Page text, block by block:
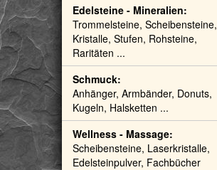
Edelsteine - Mineralien:
Trommelsteine, Scheibensteine,
Kristalle, Stufen, Rohsteine,
Raritäten ...
Schmuck:
Anhänger, Armbänder, Donuts,
Kugeln, Halsketten ...
Wellness - Massage:
Scheibensteine, Laserkristalle,
Edelsteinpulver, Fachbücher